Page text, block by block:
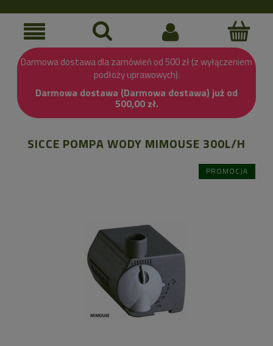
Darmowa dostawa dla zamówień od 500 zł (z wyłączeniem
podłoży uprawowych).
Darmowa dostawa (Darmowa dostawa) już od
500,00 zł.
SICCE POMPA WODY MIMOUSE 300L/H
PROMOCJA